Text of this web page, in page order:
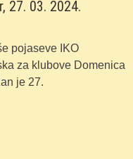
27. 03. 2024.
pojaseve IKO
za klubove Domenica
je 27.